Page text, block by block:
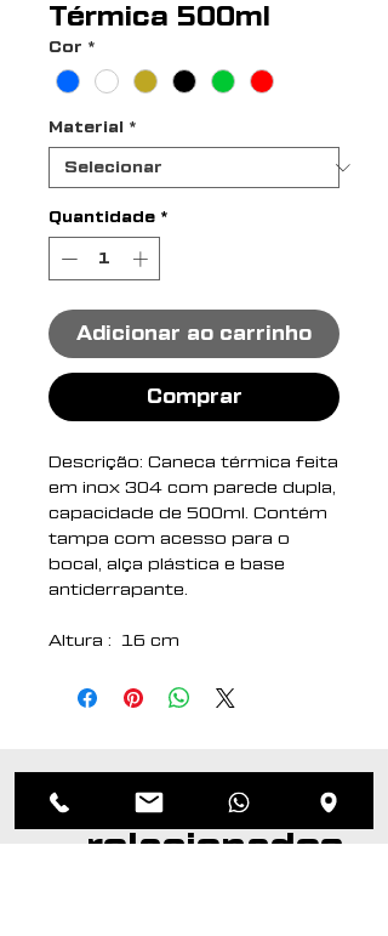
Térmica 500ml
Cor *
Material *
Quantidade *
Adicionar ao carrinho
Comprar
Descrição: Caneca térmica feita
em inox 304 com parede dupla,
capacidade de 500ml. Contém
tampa com acesso para o
bocal, alça plástica e base
antiderrapante.
Altura : 16 cm
Circunferência : 29,7 cm
gravação (CxL): 10,5 cm x 5
cm
Tamanho total
Produtos
relacionados